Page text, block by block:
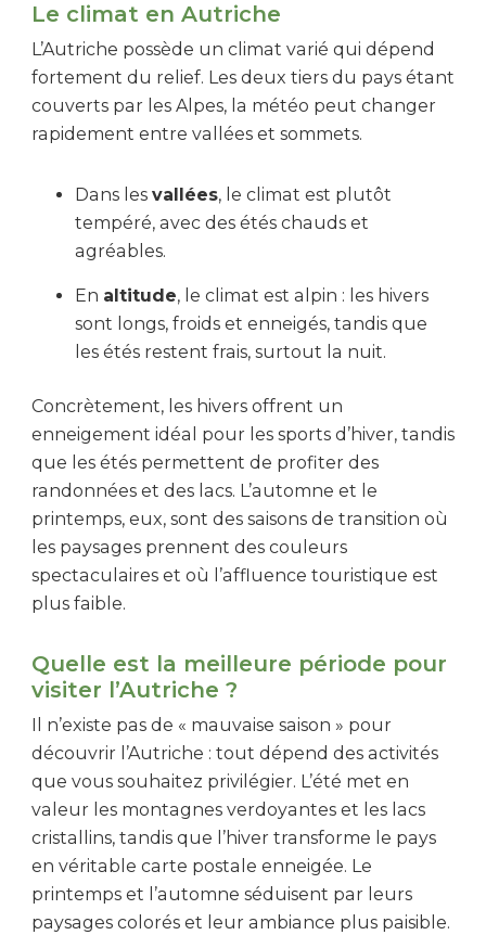
Le climat en Autriche
L’Autriche possède un climat varié qui dépend
fortement du relief. Les deux tiers du pays étant
couverts par les Alpes, la météo peut changer
rapidement entre vallées et sommets.
Dans les vallées, le climat est plutôt
tempéré, avec des étés chauds et
agréables.
En altitude, le climat est alpin : les hivers
sont longs, froids et enneigés, tandis que
les étés restent frais, surtout la nuit.
Concrètement, les hivers offrent un
enneigement idéal pour les sports d’hiver, tandis
que les étés permettent de profiter des
randonnées et des lacs. L’automne et le
printemps, eux, sont des saisons de transition où
les paysages prennent des couleurs
spectaculaires et où l’affluence touristique est
plus faible.
Quelle est la meilleure période pour
visiter l’Autriche ?
Il n’existe pas de « mauvaise saison » pour
découvrir l’Autriche : tout dépend des activités
que vous souhaitez privilégier. L’été met en
valeur les montagnes verdoyantes et les lacs
cristallins, tandis que l’hiver transforme le pays
en véritable carte postale enneigée. Le
printemps et l’automne séduisent par leurs
paysages colorés et leur ambiance plus paisible.